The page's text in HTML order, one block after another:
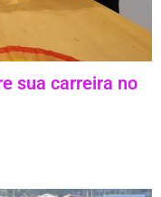
sua carreira no